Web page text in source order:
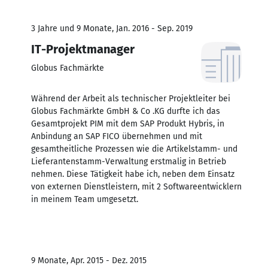
3 Jahre und 9 Monate, Jan. 2016 - Sep. 2019
IT-Projektmanager
Globus Fachmärkte
Während der Arbeit als technischer Projektleiter bei
Globus Fachmärkte GmbH & Co .KG durfte ich das
Gesamtprojekt PIM mit dem SAP Produkt Hybris, in
Anbindung an SAP FICO übernehmen und mit
gesamtheitliche Prozessen wie die Artikelstamm- und
Lieferantenstamm-Verwaltung erstmalig in Betrieb
nehmen. Diese Tätigkeit habe ich, neben dem Einsatz
von externen Dienstleistern, mit 2 Softwareentwicklern
in meinem Team umgesetzt.
9 Monate, Apr. 2015 - Dez. 2015